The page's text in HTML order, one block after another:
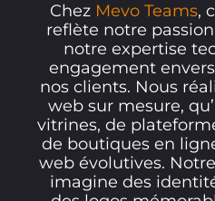
Chez Mevo Teams,
reflète notre
notre expertise
engagement
nos clients. Nous
web sur mesure,
vitrines, de
de boutiques en
web évolutives.
imagine des